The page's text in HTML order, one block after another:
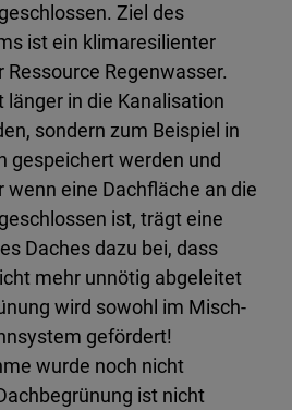
Ziel des
ist ein klimaresilienter
Ressource Regenwasser.
länger in die Kanalisation
sondern zum Beispiel in
gespeichert werden und
wenn eine Dachfläche an die
ist, trägt eine
Daches dazu bei, dass
mehr unnötig abgeleitet
wird sowohl im Misch-
gefördert!
wurde noch nicht
ist nicht